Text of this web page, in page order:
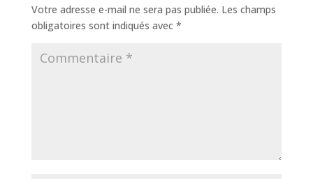
Votre adresse e-mail ne sera pas publiée. Les champs
obligatoires sont indiqués avec *